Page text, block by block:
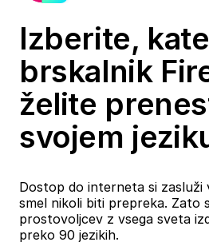
Izberite,
brskalnik
želite
svojem
Dostop do interneta si zasluži
smel nikoli biti prepreka. Zato
prostovoljcev z vsega sveta
preko 90 jezikih.